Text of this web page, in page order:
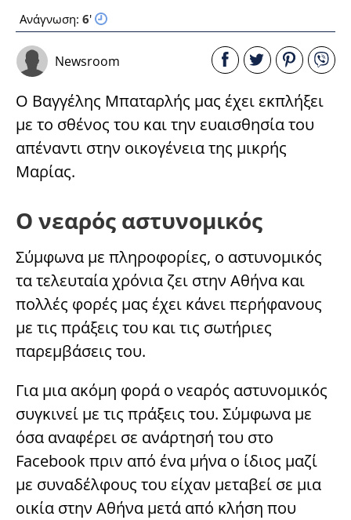
Ανάγνωση: 6'
Newsroom
Ο Βαγγέλης Μπαταρλής μας έχει εκπλήξει
με το σθένος του και την ευαισθησία του
απέναντι στην οικογένεια της μικρής
Μαρίας.
Ο νεαρός αστυνομικός
Σύμφωνα με πληροφορίες, ο αστυνομικός
τα τελευταία χρόνια ζει στην Αθήνα και
πολλές φορές μας έχει κάνει περήφανους
με τις πράξεις του και τις σωτήριες
παρεμβάσεις του.
Για μια ακόμη φορά ο νεαρός αστυνομικός
συγκινεί με τις πράξεις του. Σύμφωνα με
όσα αναφέρει σε ανάρτησή του στο
Facebook πριν από ένα μήνα ο ίδιος μαζί
με συναδέλφους του είχαν μεταβεί σε μια
οικία στην Αθήνα μετά από κλήση που